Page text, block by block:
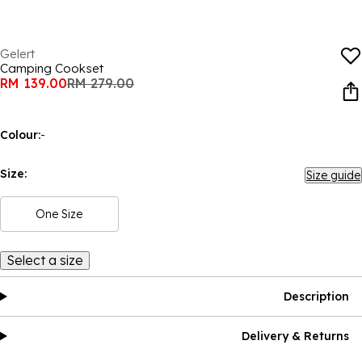
Gelert
Camping Cookset
RM 139.00RM 279.00
Colour:-
Size: Size guide
One Size
Select a size
Description
Delivery & Returns